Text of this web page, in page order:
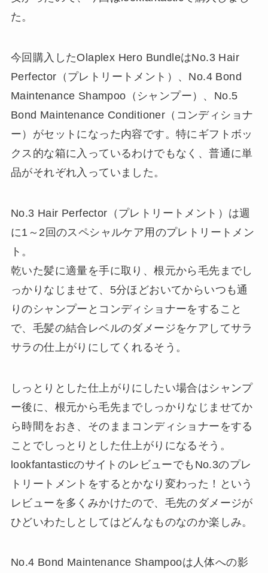
た。
今回購入したOlaplex Hero BundleはNo.3 Hair
Perfector（プレトリートメント）、No.4 Bond
Maintenance Shampoo（シャンプー）、No.5
Bond Maintenance Conditioner（コンディショナ
ー）がセットになった内容です。特にギフトボッ
クス的な箱に入っているわけでもなく、普通に単
品がそれぞれ入っていました。
No.3 Hair Perfector（プレトリートメント）は週
に1～2回のスペシャルケア用のプレトリートメン
ト。
乾いた髪に適量を手に取り、根元から毛先までし
っかりなじませて、5分ほどおいてからいつも通
りのシャンプーとコンディショナーをすること
で、毛髪の結合レベルのダメージをケアしてサラ
サラの仕上がりにしてくれるそう。
しっとりとした仕上がりにしたい場合はシャンプ
ー後に、根元から毛先までしっかりなじませてか
ら時間をおき、そのままコンディショナーをする
ことでしっとりとした仕上がりになるそう。
lookfantasticのサイトのレビューでもNo.3のプレ
トリートメントをするとかなり変わった！という
レビューを多くみかけたので、毛先のダメージが
ひどいわたしとしてはどんなものなのか楽しみ。
No.4 Bond Maintenance Shampooは人体への影